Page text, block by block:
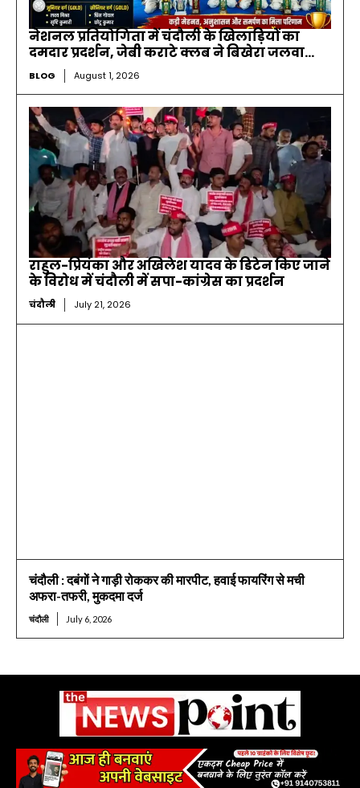
नेशनल प्रतियोगिता में चंदौली के खिलाड़ियों का
दमदार प्रदर्शन, जेबी कराटे क्लब ने बिखेरा जलवा…
BLOG August 1, 2026
राहुल-प्रियंका और अखिलेश यादव के डिटेन किए जाने
के विरोध में चंदौली में सपा-कांग्रेस का प्रदर्शन
चंदौली July 21, 2026
चंदौली : दबंगों ने गाड़ी रोककर की मारपीट, हवाई फायरिंग से मची
अफरा-तफरी, मुकदमा दर्ज
चंदौली July 6, 2026